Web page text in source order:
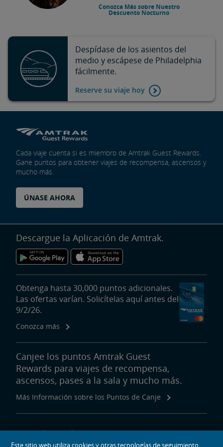
Conozca Más sobre Nuestro
Descuento Nocturno
Despídase de los asientos del
medio y escápese de Philadelphia
fácilmente.
Reserve su viaje hoy
Cada viaje cuenta si es miembro de Amtrak Guest Rewards.
Gane puntos para obtener viajes de recompensa, ascensos y
mucho más.
ÚNASE AHORA
Descargue la Aplicación de Amtrak.
Obtenga hasta 30,000 puntos adicionales.
Las ofertas varían. Solicítelas aquí antes del
9/2/26.
Conozca más
Canjee los puntos Amtrak Guest
Rewards para viajes de recompensa,
ascensos, pases a la sala y mucho más.
Más Información sobre los Puntos de Canje
Acerca de Amtrak
Este sitio web utiliza cookies y otras tecnologías de seguimiento